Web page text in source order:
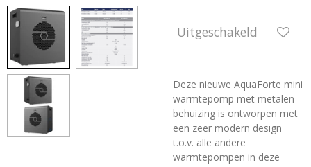
Uitgeschakeld
Deze nieuwe AquaForte mini
warmtepomp met metalen
behuizing is ontworpen met
een zeer modern design
t.o.v. alle andere
warmtepompen in deze